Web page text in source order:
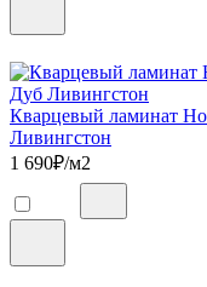
Кварцевый ламинат
Ливингстон
1 690₽/м2